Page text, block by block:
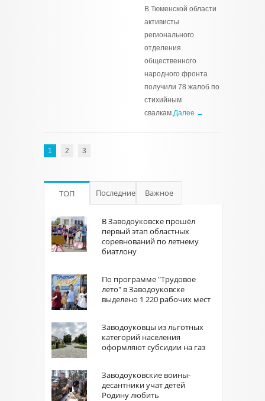
В Тюменской области
активисты
регионального
отделения
общественного
народного фронта
получили 78 жалоб по
стихийным
свалкам.Далее →
1 2 3
ТОП Последние Важное
В Заводоуковске прошёл
первый этап областных
соревнований по летнему
биатлону
По программе "Трудовое
лето" в Заводоуковске
выделено 1 220 рабочих мест
Заводоуковцы из льготных
категорий населения
оформляют субсидии на газ
Заводоуковские воины-
десантники учат детей
Родину любить